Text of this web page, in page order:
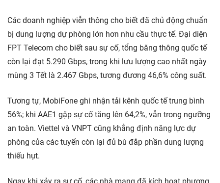
Các doanh nghiệp viễn thông cho biết đã chủ động chuẩn
bị dung lượng dự phòng lớn hơn nhu cầu thực tế. Đại diện
FPT Telecom cho biết sau sự cố, tổng băng thông quốc tế
còn lại đạt 5.290 Gbps, trong khi lưu lượng cao nhất ngày
mùng 3 Tết là 2.467 Gbps, tương đương 46,6% công suất.
Tương tự, MobiFone ghi nhận tải kênh quốc tế trung bình
56%; khi AAE1 gặp sự cố tăng lên 64,2%, vẫn trong ngưỡng
an toàn. Viettel và VNPT cũng khẳng định năng lực dự
phòng của các tuyến còn lại đủ bù đắp phần dung lượng
thiếu hụt.